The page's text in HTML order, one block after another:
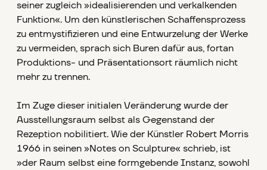
seiner zugleich »idealisierenden und verkalkenden
Funktion«. Um den künstlerischen Schaffensprozess
zu entmystifizieren und eine Entwurzelung der Werke
zu vermeiden, sprach sich Buren dafür aus, fortan
Produktions- und Präsentationsort räumlich nicht
mehr zu trennen.
Im Zuge dieser initialen Veränderung wurde der
Ausstellungsraum selbst als Gegenstand der
Rezeption nobilitiert. Wie der Künstler Robert Morris
1966 in seinen »Notes on Sculpture« schrieb, ist
»der Raum selbst eine formgebende Instanz, sowohl